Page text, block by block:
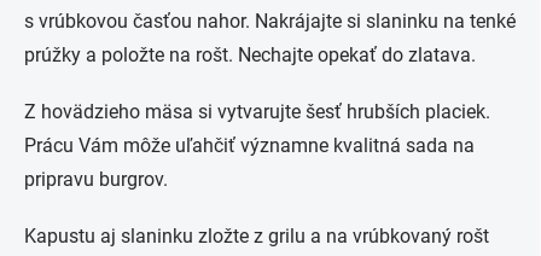
s vrúbkovou časťou nahor. Nakrájajte si slaninku na tenké
prúžky a položte na rošt. Nechajte opekať do zlatava.
Z hovädzieho mäsa si vytvarujte šesť hrubších placiek.
Prácu Vám môže uľahčiť významne kvalitná sada na
pripravu burgrov.
Kapustu aj slaninku zložte z grilu a na vrúbkovaný rošt